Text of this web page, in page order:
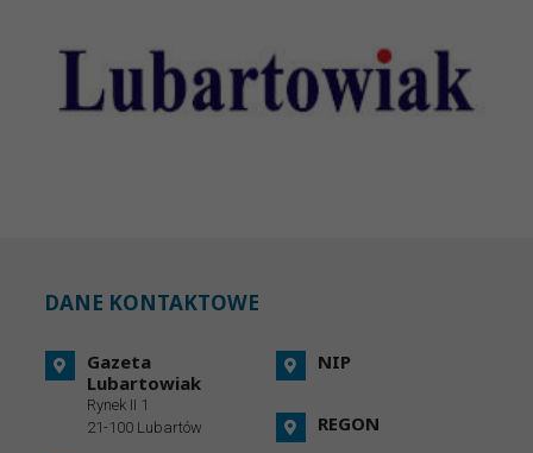
DANE KONTAKTOWE
Gazeta
Lubartowiak
Rynek II 1
21-100 Lubartów
NIP
REGON